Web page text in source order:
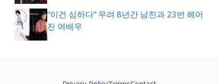
“이건 심하다” 무려 8년간 남친과 23번 헤어
진 여배우